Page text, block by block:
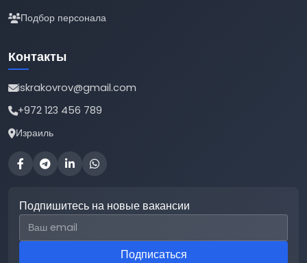
Подбор персонала
Контакты
iskrakovrov@gmail.com
+972 123 456 789
Израиль
Подпишитесь на новые вакансии
Email для подписки
Подписаться